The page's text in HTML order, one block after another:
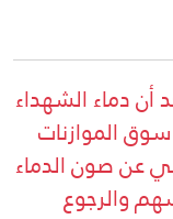
أن دماء الشهداء
الموازنات
عن صون الدماء
والرجوع